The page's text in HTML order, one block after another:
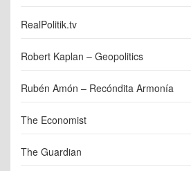
RealPolitik.tv
Robert Kaplan – Geopolitics
Rubén Amón – Recóndita Armonía
The Economist
The Guardian